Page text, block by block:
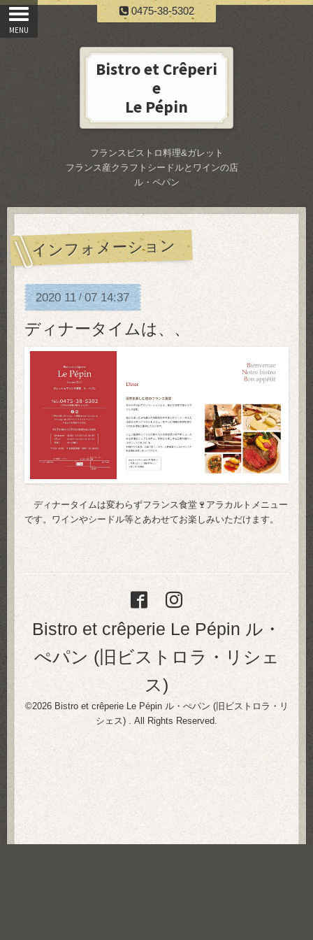
0475-38-5302
Bistro et Crêperi
e
Le Pépin
フランスビストロ料理&ガレット
フランス産クラフトシードルとワインの店
ル・ペパン
インフォメーション
2020 11/07 14:37
ディナータイムは、、
ディナータイムは変わらずフランス食堂🍷アラカルトメニュー
です。ワインやシードル等とあわせてお楽しみいただけます。
Bistro et crêperie Le Pépin ル・
ぺパン (旧ビストロラ・リシェ
ス)
©2026 Bistro et crêperie Le Pépin ル・ぺパン (旧ビストロラ・リ
シェス) . All Rights Reserved.